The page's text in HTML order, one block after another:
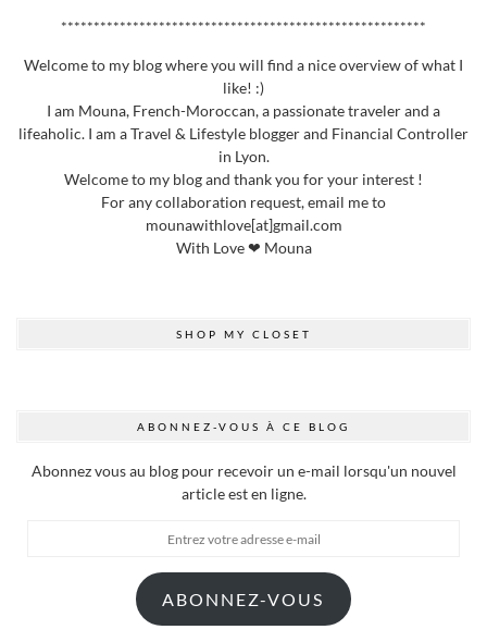
********************************************************
Welcome to my blog where you will find a nice overview of what I
like! :)
I am Mouna, French-Moroccan, a passionate traveler and a
lifeaholic. I am a Travel & Lifestyle blogger and Financial Controller
in Lyon.
Welcome to my blog and thank you for your interest !
For any collaboration request, email me to
mounawithlove[at]gmail.com
With Love ❤ Mouna
SHOP MY CLOSET
ABONNEZ-VOUS À CE BLOG
Abonnez vous au blog pour recevoir un e-mail lorsqu'un nouvel
article est en ligne.
ABONNEZ-VOUS